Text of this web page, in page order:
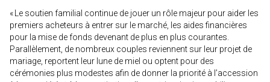
« Le soutien familial continue de jouer un rôle majeur pour aider les
premiers acheteurs à entrer sur le marché, les aides financières
pour la mise de fonds devenant de plus en plus courantes.
Parallèlement, de nombreux couples reviennent sur leur projet de
mariage, reportent leur lune de miel ou optent pour des
cérémonies plus modestes afin de donner la priorité à l’accession